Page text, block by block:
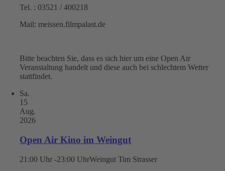
Tel. : 03521 / 400218
Mail: meissen.filmpalast.de
Bitte beachten Sie, dass es sich hier um eine Open Air
Veranstaltung handelt und diese auch bei schlechtem Wetter
stattfindet.
Sa.
15
Aug.
2026
Open Air Kino im Weingut
21:00 Uhr -23:00 UhrWeingut Tim Strasser